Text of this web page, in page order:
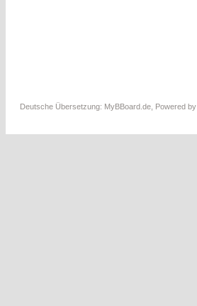
Deutsche Übersetzung: MyBBoard.de , Powered by